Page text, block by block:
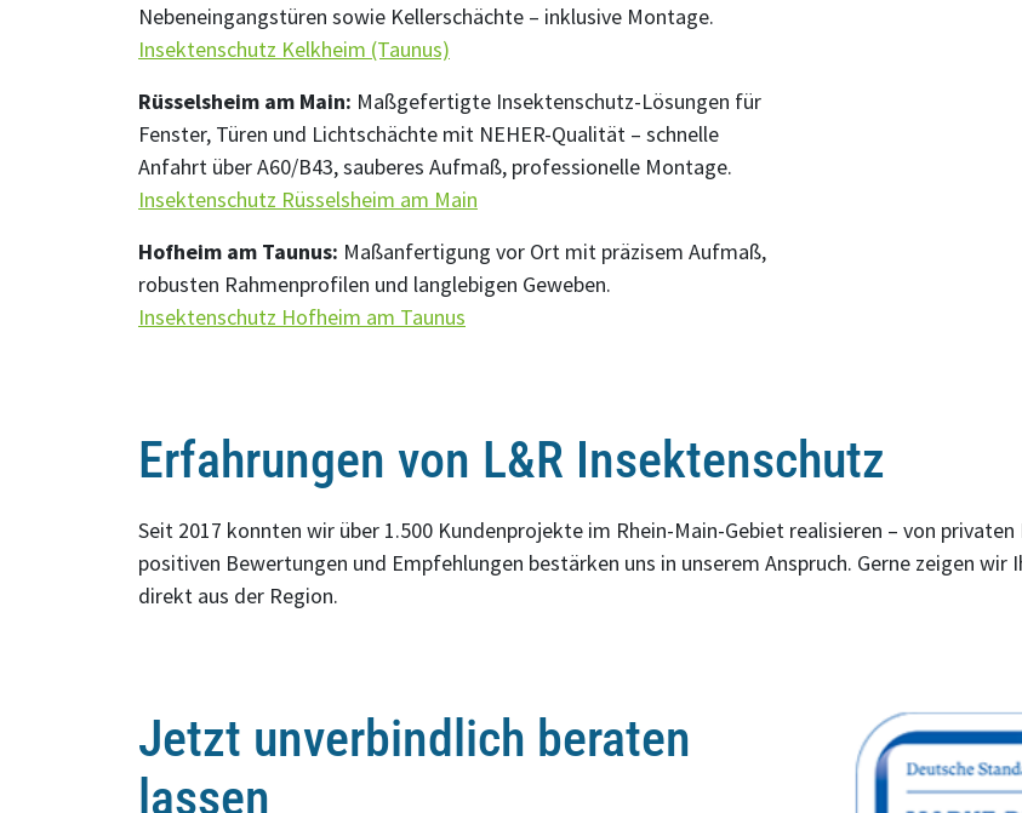
Nebeneingangstüren sowie Kellerschächte – inklusive Montage.
Insektenschutz Kelkheim (Taunus)
Rüsselsheim am Main: Maßgefertigte Insektenschutz-Lösungen für
Fenster, Türen und Lichtschächte mit NEHER-Qualität – schnelle
Anfahrt über A60/B43, sauberes Aufmaß, professionelle Montage.
Insektenschutz Rüsselsheim am Main
Hofheim am Taunus: Maßanfertigung vor Ort mit präzisem Aufmaß,
robusten Rahmenprofilen und langlebigen Geweben.
Insektenschutz Hofheim am Taunus
Erfahrungen von L&R Insektenschutz
Seit 2017 konnten wir über 1.500 Kundenprojekte im Rhein-Main-Gebiet realisieren – von
positiven Bewertungen und Empfehlungen bestärken uns in unserem Anspruch. Gerne zeigen
direkt aus der Region.
Jetzt unverbindlich beraten
lassen